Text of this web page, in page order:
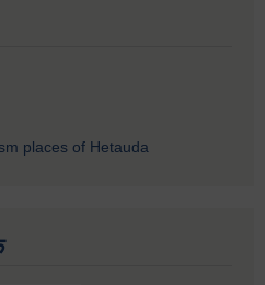
places of Hetauda